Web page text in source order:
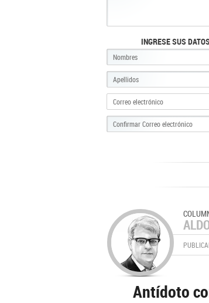
INGRESE SUS
Antídoto